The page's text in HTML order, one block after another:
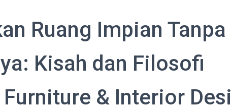
Ruang Impian Tanpa
Kisah dan Filosofi
& Interior